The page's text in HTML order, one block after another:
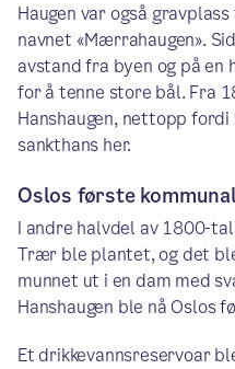
Haugen var også
navnet «Mærrahaugen».
avstand fra byen og på en
for å tenne store bål. Fra
Hanshaugen, nettopp
sankthans her.
Oslos første
I andre halvdel av 1800-
Trær ble plantet, og det
munnet ut i en dam med
Hanshaugen ble nå Oslos
Et drikkevannsreservoar